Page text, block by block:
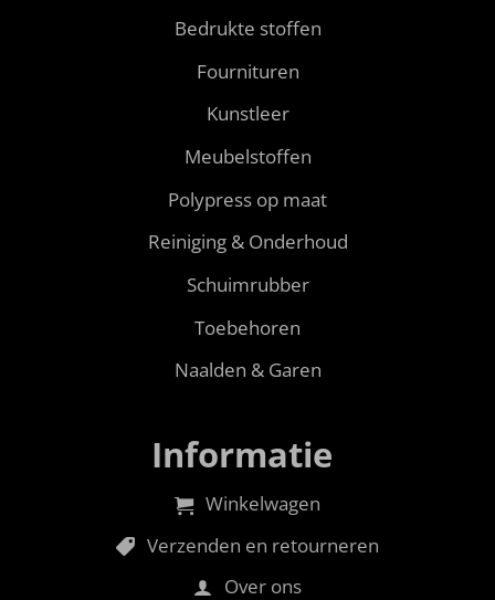
Bedrukte stoffen
Fournituren
Kunstleer
Meubelstoffen
Polypress op maat
Reiniging & Onderhoud
Schuimrubber
Toebehoren
Naalden & Garen
Informatie
Winkelwagen
Verzenden en retourneren
Over ons